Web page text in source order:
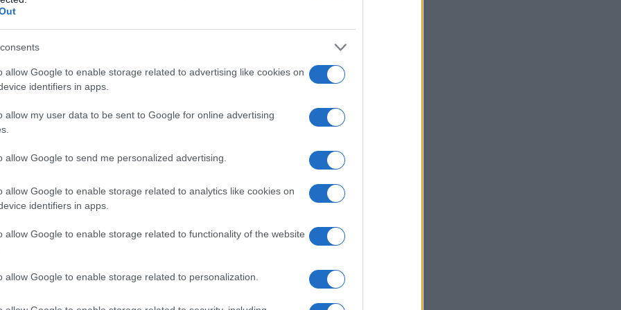
allow Google to enable storage related to advertising like cookies on
identifiers in apps.
allow my user data to be sent to Google for online advertising
allow Google to send me personalized advertising.
allow Google to enable storage related to analytics like cookies on
identifiers in apps.
allow Google to enable storage related to functionality of the website
allow Google to enable storage related to personalization.
km
km
km
momentem obrotowym,
jeszcze kilka zalet. Przede wszystkim -
kategoriach dynamiki. W zakresie
sylwetki o masie ponad 2,5
100 km/h pojawia się na